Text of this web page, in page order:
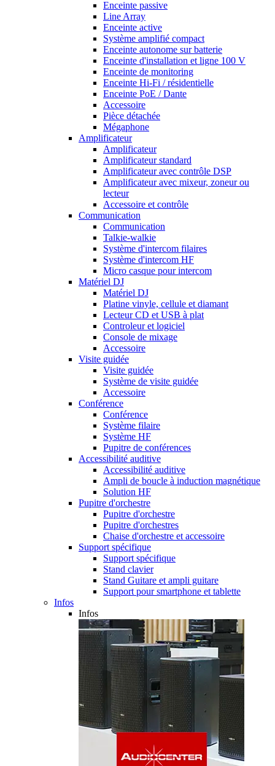
Enceinte passive
Line Array
Enceinte active
Système amplifié compact
Enceinte autonome sur batterie
Enceinte d'installation et ligne 100 V
Enceinte de monitoring
Enceinte Hi-Fi / résidentielle
Enceinte PoE / Dante
Accessoire
Pièce détachée
Mégaphone
Amplificateur
Amplificateur
Amplificateur standard
Amplificateur avec contrôle DSP
Amplificateur avec mixeur, zoneur ou
lecteur
Accessoire et contrôle
Communication
Communication
Talkie-walkie
Système d'intercom filaires
Système d'intercom HF
Micro casque pour intercom
Matériel DJ
Matériel DJ
Platine vinyle, cellule et diamant
Lecteur CD et USB à plat
Controleur et logiciel
Console de mixage
Accessoire
Visite guidée
Visite guidée
Système de visite guidée
Accessoire
Conférence
Conférence
Système filaire
Système HF
Pupitre de conférences
Accessibilité auditive
Accessibilité auditive
Ampli de boucle à induction magnétique
Solution HF
Pupitre d'orchestre
Pupitre d'orchestre
Pupitre d'orchestres
Chaise d'orchestre et accessoire
Support spécifique
Support spécifique
Stand clavier
Stand Guitare et ampli guitare
Support pour smartphone et tablette
Infos
Infos